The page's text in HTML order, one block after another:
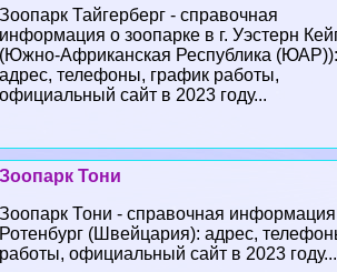
Зоопарк Тайгерберг - справочная
информация о зоопарке в г. Уэстерн
(Южно-Африканская Республика (ЮАР)):
адрес, телефоны, график работы,
официальный сайт в 2023 году...
Зоопарк Тони
Зоопарк Тони - справочная информация
Ротенбург (Швейцария): адрес,
работы, официальный сайт в 2023 году...